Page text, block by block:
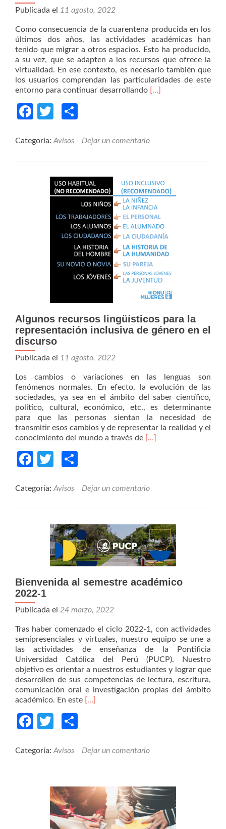
Publicada el 11 agosto, 2022
Como consecuencia de la cuarentena producida en los
últimos dos años, las actividades académicas han
tenido que migrar a otros espacios. Esto ha producido,
a su vez, que se adapten a los recursos que ofrece la
virtualidad. En ese contexto, es necesario también que
los usuarios comprendan las particularidades de este
entorno para continuar desarrollando Read
una
en
entornos
[…]
Facebook
Twitter
Categoría: Avisos Dejar un comentario
Algunos recursos lingüísticos para la
representación inclusiva de género en el
discurso
Publicada el 11 agosto, 2022
Los cambios o variaciones en las lenguas son
fenómenos normales. En efecto, la evolución de las
sociedades, ya sea en el ámbito del saber científico,
político, cultural, económico, etc., es determinante
para que las personas sientan la necesidad de
transmitir esos cambios y de representar la realidad y el
conocimiento del mundo a través de Read
lingüísticos
inclusiva
de
género
en
el
discurso
[…]
Facebook
Twitter
Categoría: Avisos Dejar un comentario
Bienvenida al semestre académico
2022-1
Publicada el 24 marzo, 2022
Tras haber comenzado el ciclo 2022-1, con actividades
semipresenciales y virtuales, nuestro equipo se une a
las actividades de enseñanza de la Pontificia
Universidad Católica del Perú (PUCP). Nuestro
objetivo es orientar a nuestros estudiantes y lograr que
desarrollen de sus competencias de lectura, escritura,
comunicación oral e investigación propias del ámbito
académico. En este Read
semestre
[…]
Facebook
Twitter
Categoría:Avisos Dejar un comentario